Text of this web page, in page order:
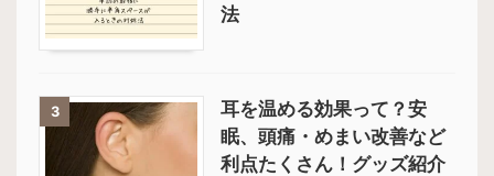
法
3
耳を温める効果って？安
眠、頭痛・めまい改善など
利点たくさん！グッズ紹介